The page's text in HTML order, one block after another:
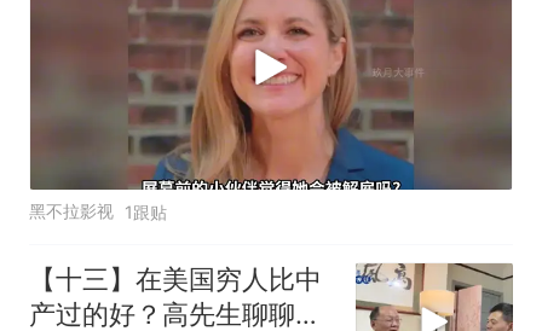
黑不拉影视 1跟贴
【十三】在美国穷人比中
产过的好？高先生聊聊美